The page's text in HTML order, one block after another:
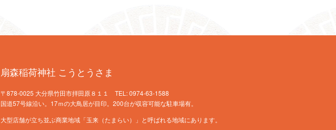
扇森稲荷神社 こうとうさま
〒878-0025 大分県竹田市拝田原８１１ TEL: 0974-63-1588
国道57号線沿い。17ｍの大鳥居が目印。200台が収容可能な駐車場有。
大型店舗が立ち並ぶ商業地域「玉来（たまらい）」と呼ばれる地域にあります。